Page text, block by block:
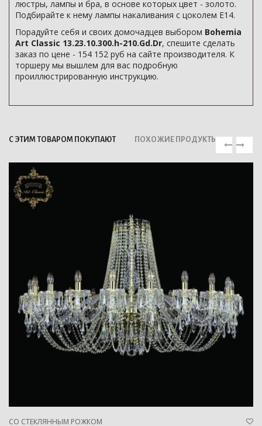
люстры, лампы и бра, в основе которых цвет - золото.
Подбирайте к нему лампы накаливания с цоколем E14.
Порадуйте себя и своих домочадцев выбором Bohemia
Art Classic 13.23.10.300.h-210.Gd.Dr, спешите сделать
заказ по цене - 154 152 руб на сайте производителя. К
торшеру мы вышлем для вас подробную
проиллюстрированную инструкцию.
С ЭТИМ ТОВАРОМ ПОКУПАЮТ ПОХОЖИЕ ПРОДУКТЫ
СО СТЕКЛЯННЫМ РОЖКОМ